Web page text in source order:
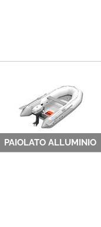
PAIOLATO ALLUMINIO